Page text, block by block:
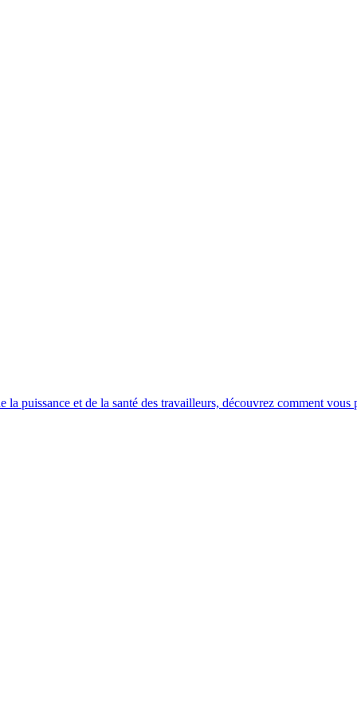
puissance et de la santé des travailleurs, découvrez comment